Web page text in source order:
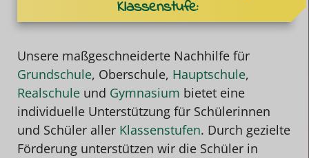
Klassenstufe:
Unsere maßgeschneiderte Nachhilfe für
Grundschule, Oberschule, Hauptschule,
Realschule und Gymnasium bietet eine
individuelle Unterstützung für Schülerinnen
und Schüler aller Klassenstufen. Durch gezielte
Förderung unterstützen wir die Schüler in